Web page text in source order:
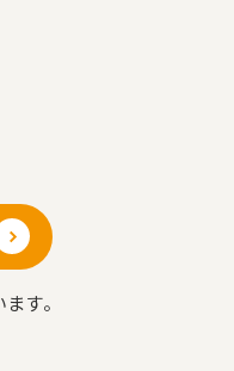
す。